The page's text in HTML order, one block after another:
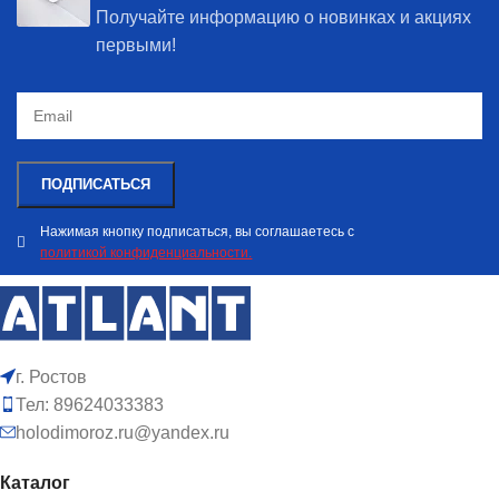
Получайте информацию о новинках и акциях
первыми!
Нажимая кнопку подписаться, вы соглашаетесь с
политикой конфиденциальности.
г. Ростов
Тел: 89624033383
holodimoroz.ru@yandex.ru
Каталог